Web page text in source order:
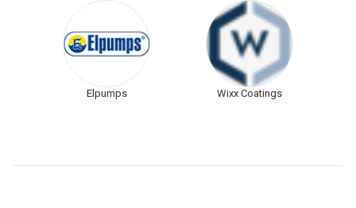
Elpumps Wixx Coatings